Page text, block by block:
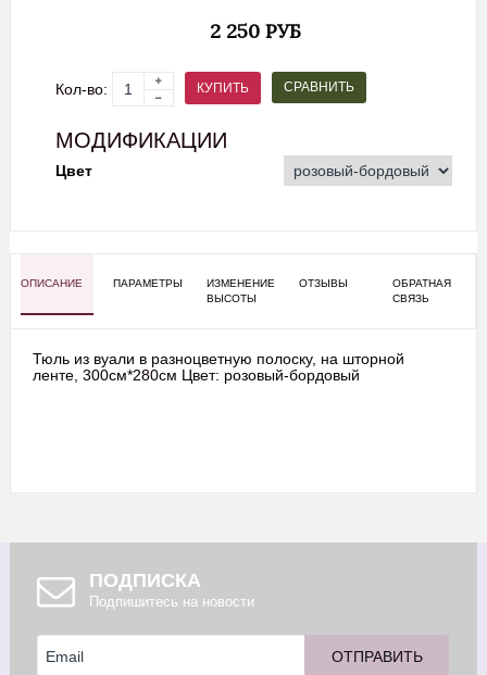
2 250 РУБ
Кол-во: КУПИТЬ СРАВНИТЬ
МОДИФИКАЦИИ
Цвет
ОПИСАНИЕ ПАРАМЕТРЫ
ИЗМЕНЕНИЕ
ВЫСОТЫ
ОТЗЫВЫ
ОБРАТНАЯ
СВЯЗЬ
Тюль из вуали в разноцветную полоску, на шторной
ленте, 300см*280см Цвет: розовый-бордовый
ПОДПИСКА
Подпишитесь на новости